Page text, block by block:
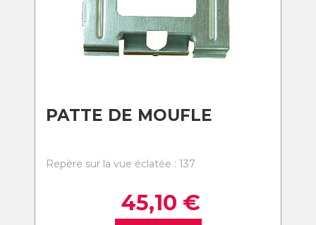
PATTE DE MOUFLE
Repère sur la vue éclatée : 137
45,10 €